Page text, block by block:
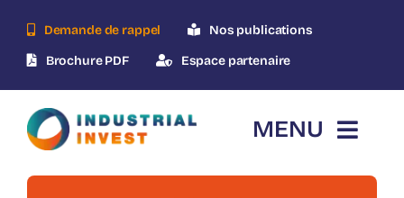
content
Demande de rappel
Nos publications
Brochure PDF
Espace partenaire
MENU